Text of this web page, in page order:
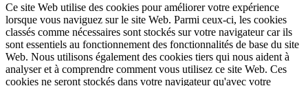
Ce site Web utilise des cookies pour améliorer votre expérience
lorsque vous naviguez sur le site Web. Parmi ceux-ci, les cookies
classés comme nécessaires sont stockés sur votre navigateur car ils
sont essentiels au fonctionnement des fonctionnalités de base du site
Web. Nous utilisons également des cookies tiers qui nous aident à
analyser et à comprendre comment vous utilisez ce site Web. Ces
cookies ne seront stockés dans votre navigateur qu'avec votre